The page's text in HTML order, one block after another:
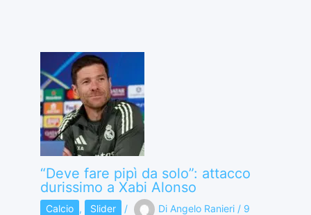
“Deve fare pipì da solo”: attacco
durissimo a Xabi Alonso
Calcio , Slider / Di Angelo Ranieri / 9